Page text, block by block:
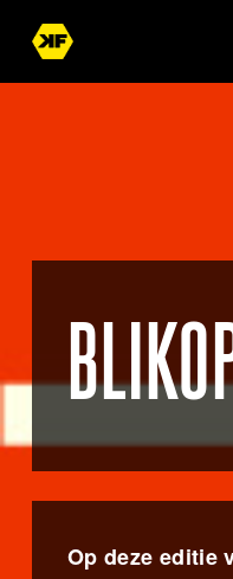
Op deze editie